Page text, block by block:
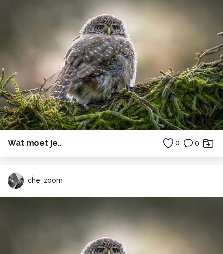
Wat moet je.. 0 0
che_zoom